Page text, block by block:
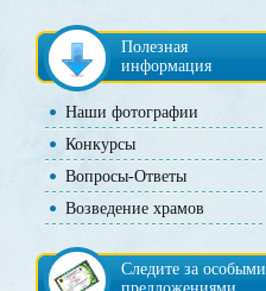
Полезная
информация
Наши фотографии
Конкурсы
Вопросы-Ответы
Возведение храмов
Следите за особыми